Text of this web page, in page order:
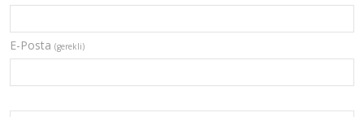
E-Posta (gerekli)